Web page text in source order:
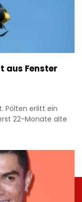
aus Fenster
Pölten erlitt ein
22-Monate alte